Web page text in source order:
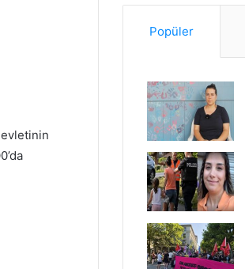
Popüler